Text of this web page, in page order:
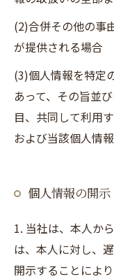
(2)合併その他の事
が提供される場合
(3)個人情報を特定
あって、その旨並
目、共同して利用
および当該個人情
個人情報の開示
1. 当社は、本人か
は、本人に対し、
開示することによ